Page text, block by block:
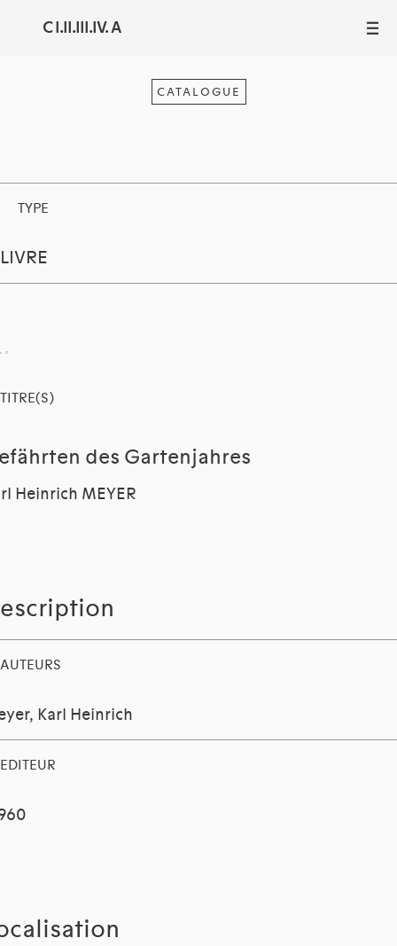
C I.II.III.IV. A III
CATALOGUE
TYPE
LIVRE
TITRE(S)
des Gartenjahres
Heinrich MEYER
AUTEURS
Karl Heinrich
EDITEUR